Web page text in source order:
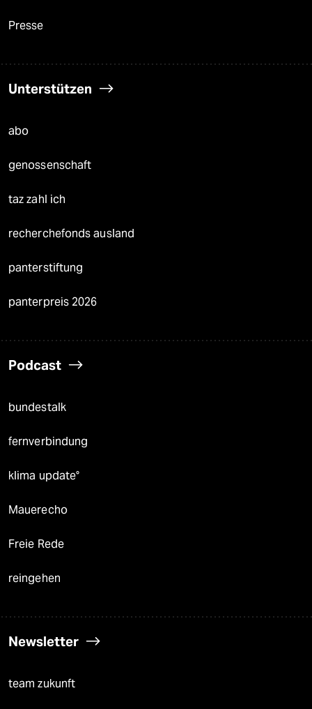
Presse
Unterstützen
abo
genossenschaft
taz zahl ich
recherchefonds ausland
panterstiftung
panterpreis 2026
Podcast
bundestalk
fernverbindung
klima update°
Mauerecho
Freie Rede
reingehen
Newsletter
team zukunft